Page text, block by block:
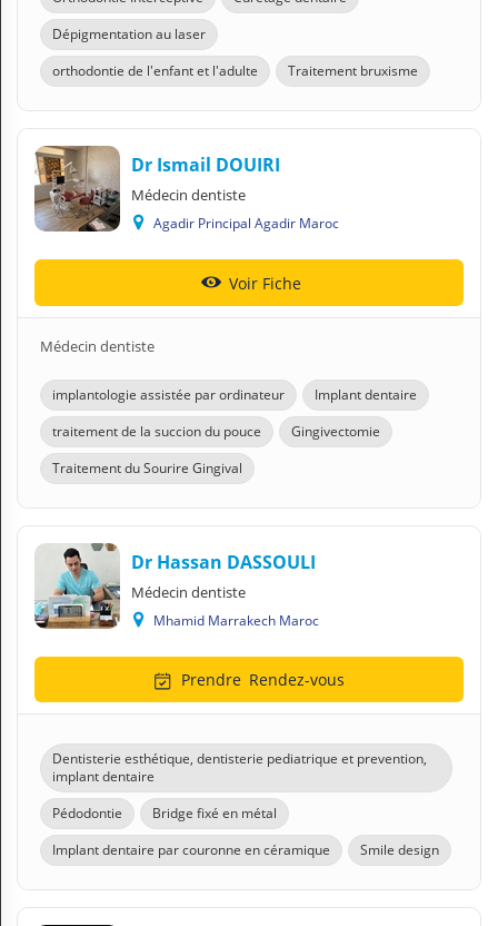
Dépigmentation au laser
orthodontie de l'enfant et l'adulte
Traitement bruxisme
Dr Ismail DOUIRI
Médecin dentiste
Agadir Principal Agadir Maroc
Voir Fiche
Médecin dentiste
implantologie assistée par ordinateur
Implant dentaire
traitement de la succion du pouce
Gingivectomie
Traitement du Sourire Gingival
Dr Hassan DASSOULI
Médecin dentiste
Mhamid Marrakech Maroc
Prendre Rendez-vous
Dentisterie esthétique, dentisterie pediatrique et prevention,
implant dentaire
Pédodontie
Bridge fixé en métal
Implant dentaire par couronne en céramique
Smile design